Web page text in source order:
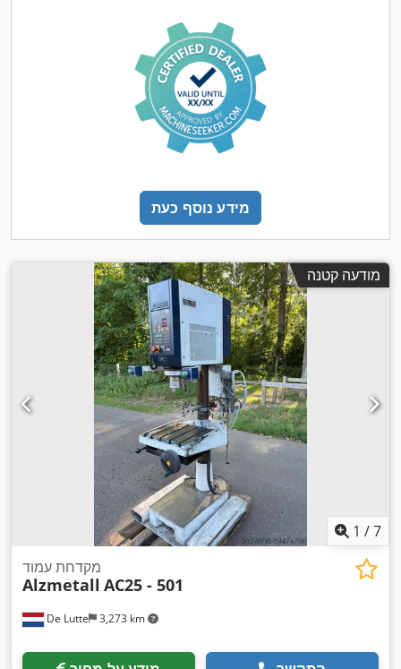
מידע נוסף כעת
מודעה קטנה
1 /7
De Lutte 3,273 km
מקדחת עמוד
Alzmetall AC25 - 501